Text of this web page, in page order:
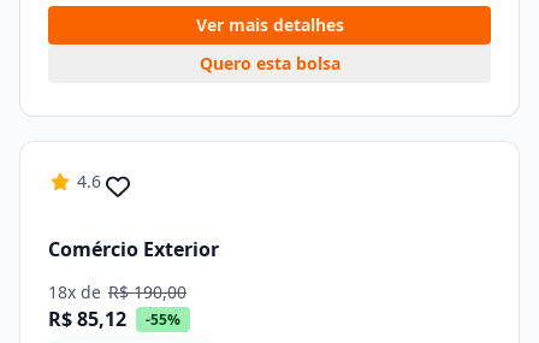
Ver mais detalhes
Quero esta bolsa
4.6
Comércio Exterior
18x de R$ 190,00
R$ 85,12 -55%